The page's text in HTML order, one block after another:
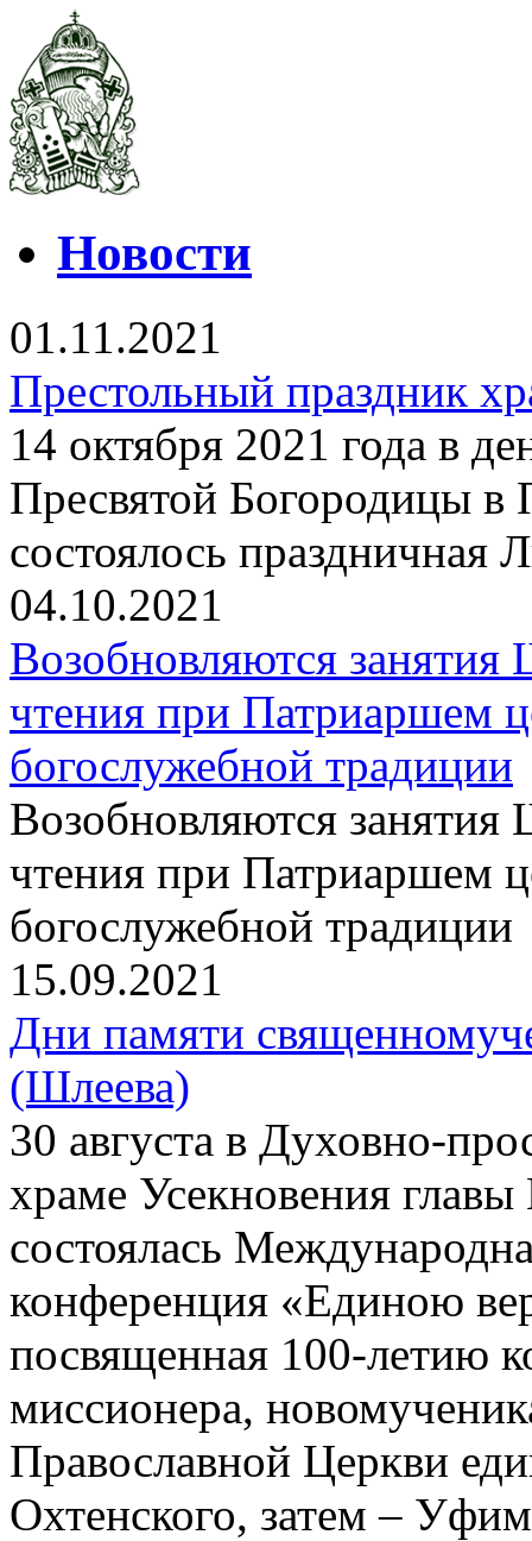
Новости
01.11.2021
Престольный праздник
14 октября 2021 года в
Пресвятой Богородицы в
состоялось праздничная
04.10.2021
Возобновляются
чтения при Патриаршем
богослужебной традиции
Возобновляются
чтения при Патриаршем
богослужебной традиции
15.09.2021
Дни памяти
(Шлеева)
30 августа в Духовно-
храме Усекновения
состоялась
конференция «Единою
посвященная 100-летию
миссионера,
Православной Церкви
Охтенского, затем –